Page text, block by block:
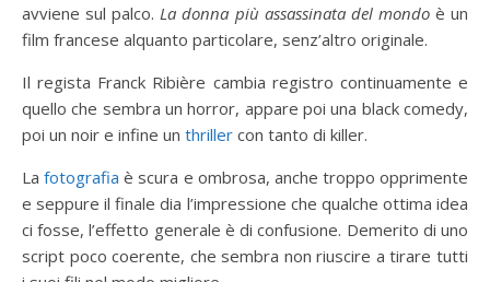
avviene sul palco. La donna più assassinata del mondoè un
film francese alquanto particolare, senz’altro originale.
Il regista Franck Ribière cambia registro continuamente e
quello che sembra un horror, appare poi una black comedy,
poi un noir e infine un thriller con tanto di killer.
Lafotografia è scura e ombrosa, anche troppo opprimente
e seppure il finale dia l’impressione che qualche ottima idea
ci fosse, l’effetto generale è di confusione. Demerito di uno
script poco coerente, che sembra non riuscire a tirare tutti